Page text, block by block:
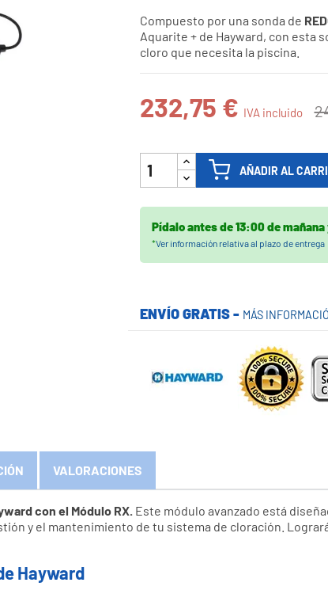
Compuesto por una sonda de
Aquarite + de Hayward, con esta
cloro que necesita la piscina.
232,75 € IVA incluido
AÑADIR AL
Pídalo antes de13:00 de mañana
*Ver información relativa al plazo de entrega
ENVÍO GRATIS - MÁS
VALORACIONES
con el Módulo RX. Este módulo avanzado está
y el mantenimiento de tu sistema de cloración.
Hayward